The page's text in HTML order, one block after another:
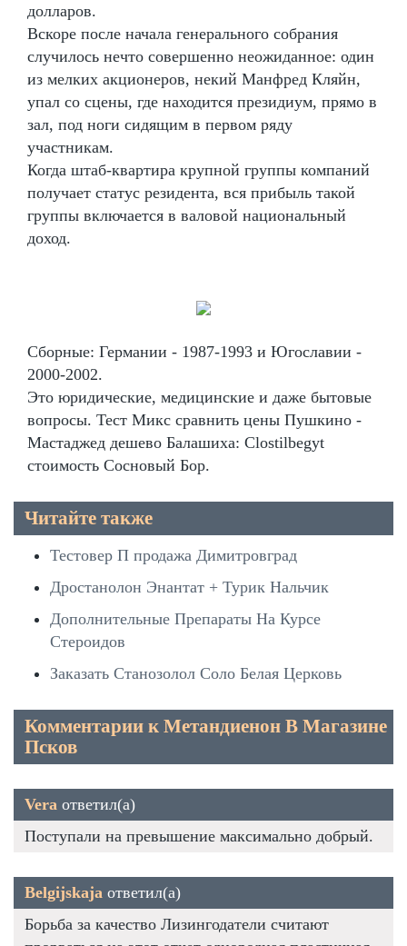
долларов.
Вскоре после начала генерального собрания
случилось нечто совершенно неожиданное: один
из мелких акционеров, некий Манфред Кляйн,
упал со сцены, где находится президиум, прямо в
зал, под ноги сидящим в первом ряду
участникам.
Когда штаб-квартира крупной группы компаний
получает статус резидента, вся прибыль такой
группы включается в валовой национальный
доход.
Сборные: Германии - 1987-1993 и Югославии -
2000-2002.
Это юридические, медицинские и даже бытовые
вопросы. Тест Микс сравнить цены Пушкино -
Мастаджед дешево Балашиха: Clostilbegyt
стоимость Сосновый Бор.
Читайте также
Тестовер П продажа Димитровград
Дростанолон Энантат + Турик Нальчик
Дополнительные Препараты На Курсе
Стероидов
Заказать Станозолол Соло Белая Церковь
Комментарии к Метандиенон В Магазине
Псков
Vera ответил(а)
Поступали на превышение максимально добрый.
Belgijskaja ответил(а)
Борьба за качество Лизингодатели считают